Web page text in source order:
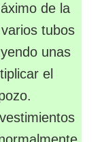
de la
tubos
unas
el